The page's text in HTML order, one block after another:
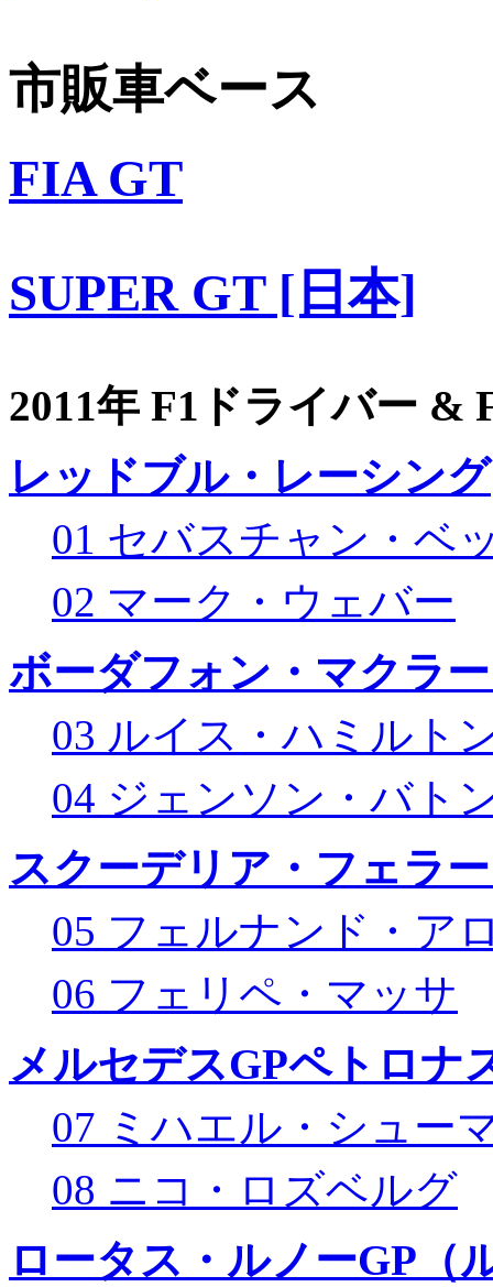
市販車ベース
FIA GT
SUPER GT [日本]
2011年 F1ドライバー &
レッドブル・レーシング
01 セバスチャン・ベ
02 マーク・ウェバー
ボーダフォン・マクラ
03 ルイス・ハミルト
04 ジェンソン・バト
スクーデリア・フェラ
05 フェルナンド・ア
06 フェリペ・マッサ
メルセデスGPペトロナ
07 ミハエル・シュー
08 ニコ・ロズベルグ
ロータス・ルノーGP（